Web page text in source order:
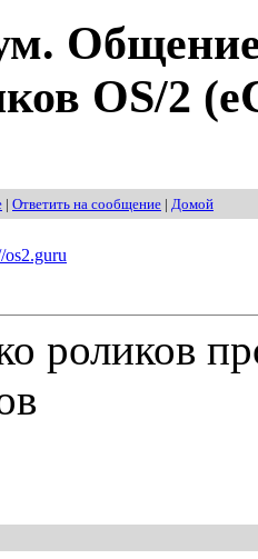
Общение
OS/2
| Ответить на сообщение | Домой
os2.guru
роликов